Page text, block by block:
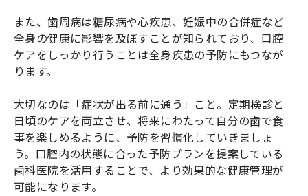
また、歯周病は糖尿病や心疾患、妊娠中の合併症など
全身の健康に影響を及ぼすことが知られており、口腔
ケアをしっかり行うことは全身疾患の予防にもつなが
ります。
大切なのは「症状が出る前に通う」こと。定期検診と
日頃のケアを両立させ、将来にわたって自分の歯で食
事を楽しめるように、予防を習慣化していきましょ
う。口腔内の状態に合った予防プランを提案している
歯科医院を活用することで、より効果的な健康管理が
可能になります。